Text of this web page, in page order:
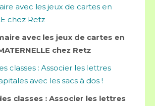
avec les jeux de cartes en
chez Retz
classes : Associer les lettres